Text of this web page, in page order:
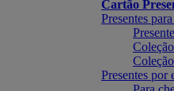
Cartão
Presentes
Presentes por